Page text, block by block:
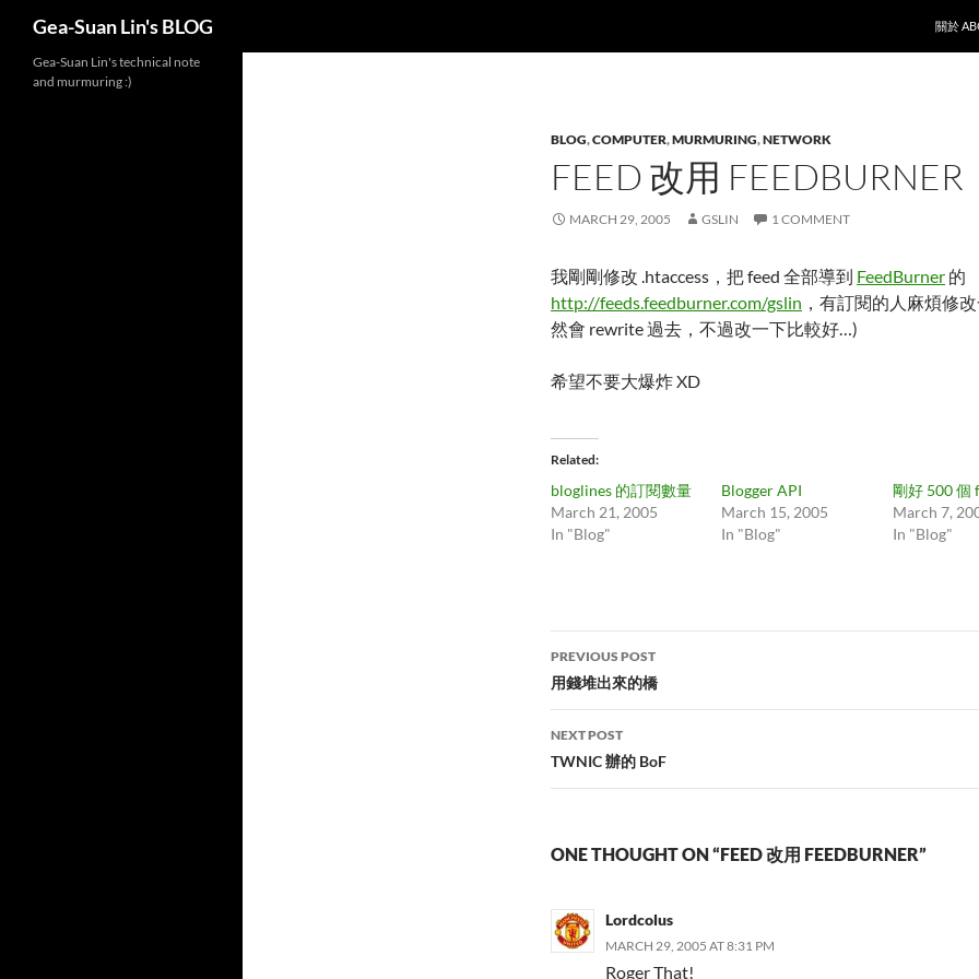
Gea-Suan Lin's BLOG
關於
BLOG,COMPUTER,MURMURING,NETWORK
FEED 改用 FEEDBURNER
MARCH 29, 2005 GSLIN 1 COMMENT
我剛剛修改 .htaccess，把 feed 全部導到 FeedBurner 的
http://feeds.feedburner.com/gslin ，有訂閱的人麻煩修
然會 rewrite 過去，不過改一下比較好…)
希望不要大爆炸 XD
Related
bloglines 的訂閱數量
March 21, 2005
In "Blog"
Blogger API
March 15, 2005
In "Blog"
剛好 500 個
March 7,
In "Blog"
Post
navigation
PREVIOUS POST
用錢堆出來的橋
NEXT POST
TWNIC 辦的 BoF
ONE THOUGHT ON “FEED 改用 FEEDBURNER”
Lordcolus
MARCH 29, 2005 AT 8:31 PM
Roger That!
Gea-Suan Lin's technical note
and murmuring :)